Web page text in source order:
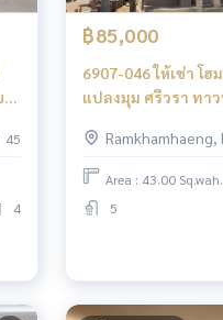
45
4
฿85,000
6907-046 ให้เช่า โ
แปลงมุม ศรีวรา ทา
Ramkhamhaeng,
Area : 43.00 Sq.wah.
5